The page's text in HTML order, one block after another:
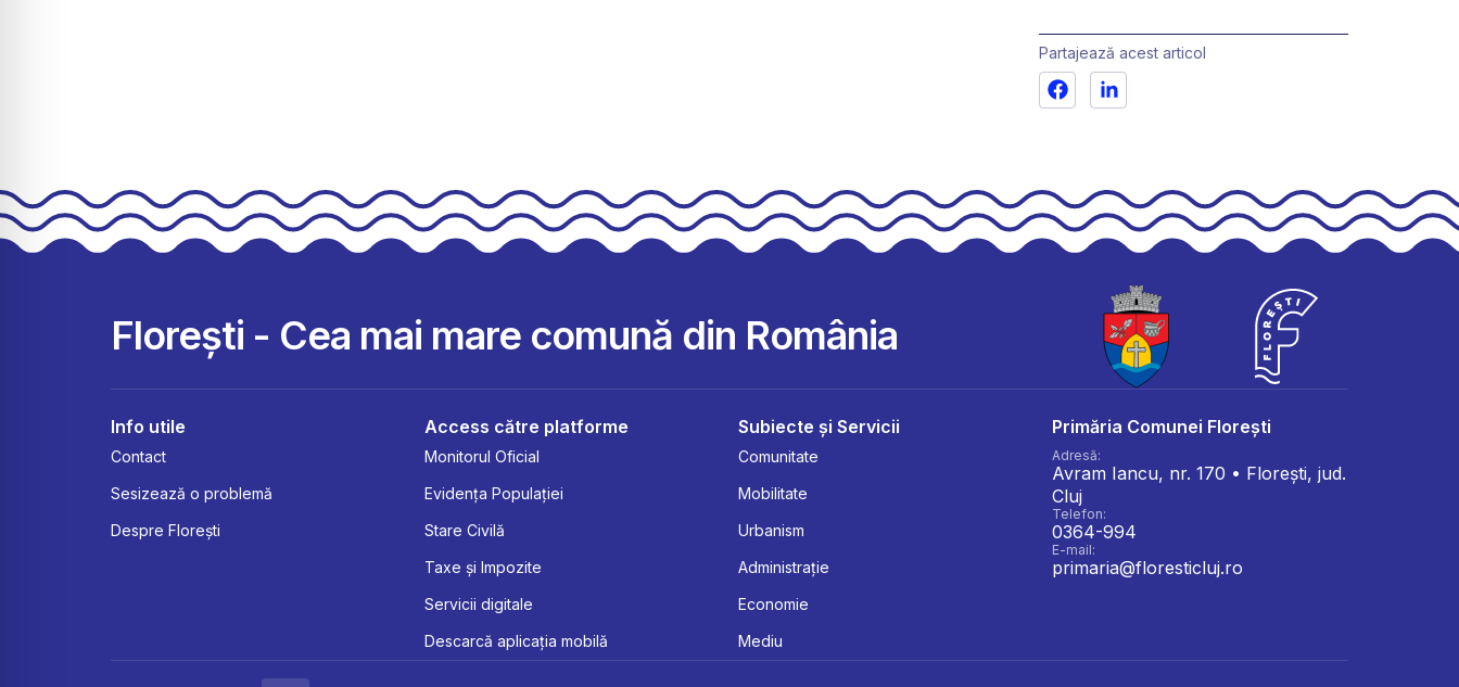
Partajează acest articol
Florești - Cea mai mare comună din România
Info utile
Contact
Sesizează o problemă
Despre Florești
Access către platforme
Monitorul Oficial
Evidența Populației
Stare Civilă
Taxe și Impozite
Servicii digitale
Descarcă aplicația mobilă
Subiecte și Servicii
Comunitate
Mobilitate
Urbanism
Administrație
Economie
Mediu
Primăria Comunei Florești
Adresă:
Avram Iancu, nr. 170 • Florești, jud.
Cluj
Telefon:
0364-994
E-mail:
primaria@floresticluj.ro